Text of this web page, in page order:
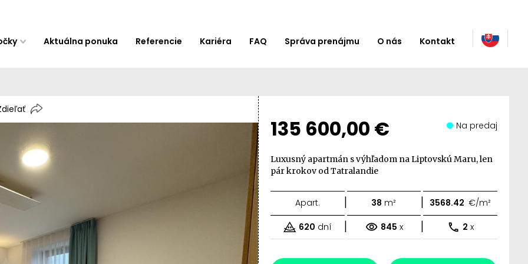
Aktuálna ponuka Referencie Kariéra FAQ Správa prenájmu O nás Kontakt
135 600,00 € Na predaj
Luxusný apartmán s výhľadom na Liptovskú Maru, len
pár krokov od Tatralandie
Apart. | 38 m² | 3568.42 €/m²
620 dní | 845 x | 2 x